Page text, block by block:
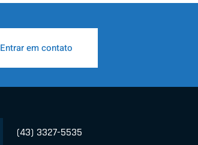
Entrar em contato
(43) 3327-5535